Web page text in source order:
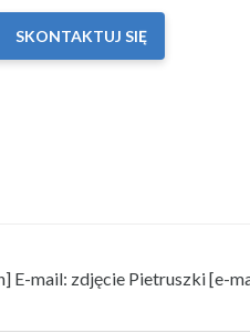
SKONTAKTUJ SIĘ
E-mail: zdjęcie Pietruszki [e-